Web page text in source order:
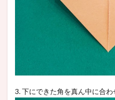
3. 下にできた角を真ん中に合わ